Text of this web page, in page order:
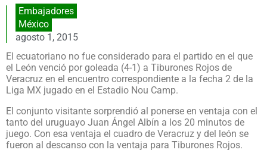
Embajadores
México
agosto 1, 2015
El ecuatoriano no fue considerado para el partido en el que
el León venció por goleada (4-1) a Tiburones Rojos de
Veracruz en el encuentro correspondiente a la fecha 2 de la
Liga MX jugado en el Estadio Nou Camp.
El conjunto visitante sorprendió al ponerse en ventaja con el
tanto del uruguayo Juan Ángel Albín a los 20 minutos de
juego. Con esa ventaja el cuadro de Veracruz y del león se
fueron al descanso con la ventaja para Tiburones Rojos.